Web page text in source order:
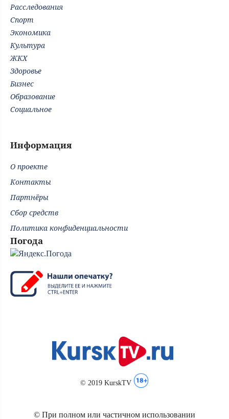
Расследования
Спорт
Экономика
Культура
ЖКХ
Здоровье
Бизнес
Образование
Социальное
Информация
О проекте
Контакты
Партнёры
Сбор средств
Политика конфиденциальности
Погода
© 2019 KurskTV
© При полном или частичном использовании